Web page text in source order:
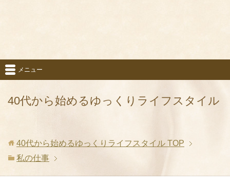
40代から始めるゆっくりライフスタイル
メニュー
40代から始めるゆっくりライフスタイル TOP
私の仕事